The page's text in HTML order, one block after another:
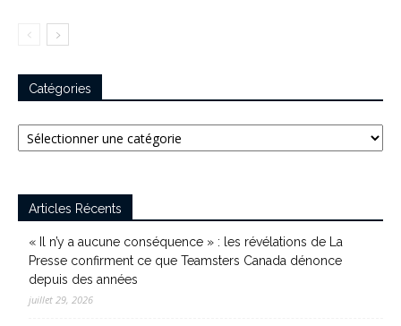
Catégories
Catégories
Articles Récents
« Il n’y a aucune conséquence » : les révélations de La
Presse confirment ce que Teamsters Canada dénonce
depuis des années
juillet 29, 2026